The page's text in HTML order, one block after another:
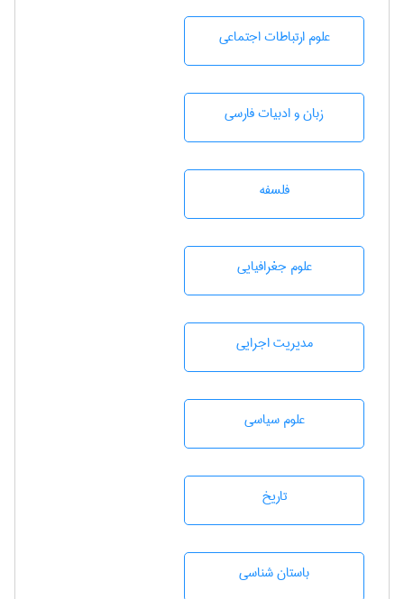
علوم ارتباطات اجتماعی
زبان و ادبيات فارسی
فلسفه
علوم جغرافيايی
مديريت اجرايی
علوم سياسی
تاريخ
باستان شناسی